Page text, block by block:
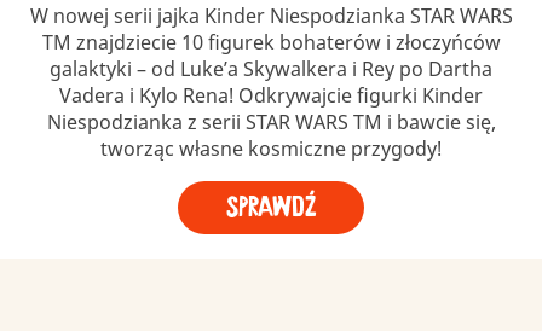
W nowej serii jajka Kinder Niespodzianka STAR WARS
TM znajdziecie 10 figurek bohaterów i złoczyńców
galaktyki – od Luke’a Skywalkera i Rey po Dartha
Vadera i Kylo Rena! Odkrywajcie figurki Kinder
Niespodzianka z serii STAR WARS TM i bawcie się,
tworząc własne kosmiczne przygody!
Sprawdź